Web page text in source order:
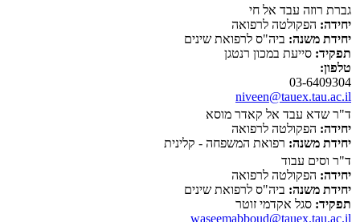
גברת רוזה עבד אל חי
יחידה: הפקולטה לרפואה
יחידת משנה: ביה"ס לרפואת שינים
תפקיד: סייעת במכון רנטגן
טלפון:
03-6409304
niveen@tauex.tau.ac.il
ד"ר שדא עבד אל קאדר מוסא
יחידה: הפקולטה לרפואה
יחידת משנה: רפואת המשפחה - קלינית
ד"ר וסים עבוד
יחידה: הפקולטה לרפואה
יחידת משנה: ביה"ס לרפואת שינים
תפקיד: סגל אקדמי זוטר
waseemabboud@tauex.tau.ac.il